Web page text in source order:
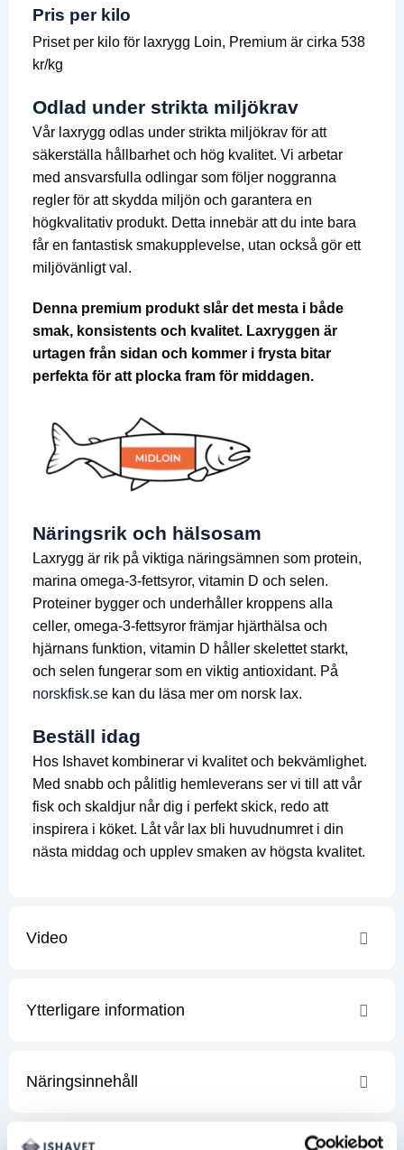
Pris per kilo
Priset per kilo för laxrygg Loin, Premium är cirka 538
kr/kg
Odlad under strikta miljökrav
Vår laxrygg odlas under strikta miljökrav för att
säkerställa hållbarhet och hög kvalitet. Vi arbetar
med ansvarsfulla odlingar som följer noggranna
regler för att skydda miljön och garantera en
högkvalitativ produkt. Detta innebär att du inte bara
får en fantastisk smakupplevelse, utan också gör ett
miljövänligt val.
Denna premium produkt slår det mesta i både
smak, konsistents och kvalitet. Laxryggen är
urtagen från sidan och kommer i frysta bitar
perfekta för att plocka fram för middagen.
Näringsrik och hälsosam
Laxrygg är rik på viktiga näringsämnen som protein,
marina omega-3-fettsyror, vitamin D och selen.
Proteiner bygger och underhåller kroppens alla
celler, omega-3-fettsyror främjar hjärthälsa och
hjärnans funktion, vitamin D håller skelettet starkt,
och selen fungerar som en viktig antioxidant. På
norskfisk.sekan du läsa mer om norsk lax.
Beställ idag
Hos Ishavet kombinerar vi kvalitet och bekvämlighet.
Med snabb och pålitlig hemleverans ser vi till att vår
fisk och skaldjur når dig i perfekt skick, redo att
inspirera i köket. Låt vår lax bli huvudnumret i din
nästa middag och upplev smaken av högsta kvalitet.
Video
Ytterligare information
Näringsinnehåll